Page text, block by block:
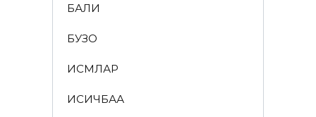
БАЛИҚ
БУЗОҚ
ИСМЛАР
ҚИСҚИЧБАҚА